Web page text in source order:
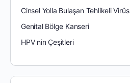
Cinsel Yolla Bulaşan Tehlikeli Virüs
Genital Bölge Kanseri
HPV nin Çeşitleri